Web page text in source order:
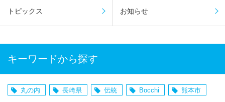
トピックス お知らせ
キーワードから探す
丸の内 長崎県 伝統 Bocchi 熊本市